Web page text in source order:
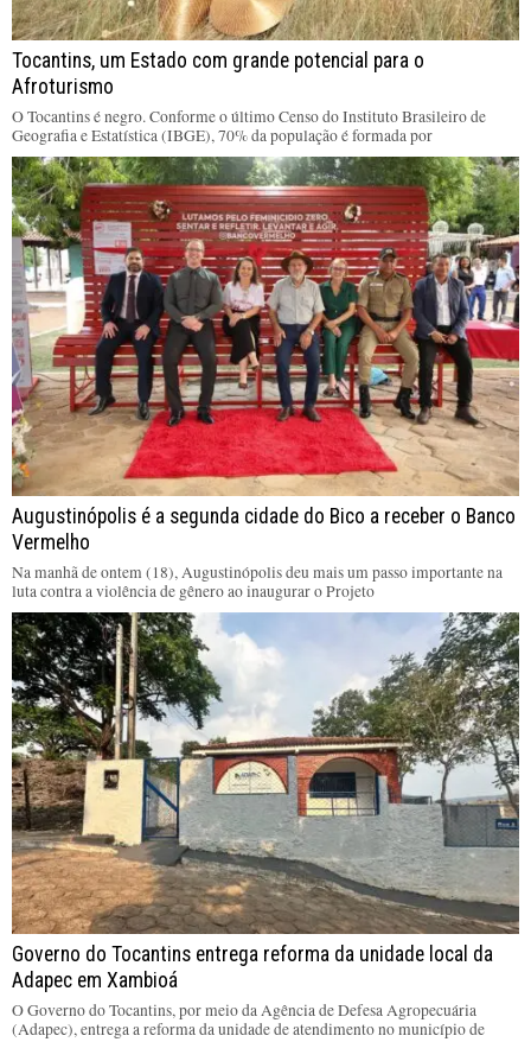
Tocantins, um Estado com grande potencial para o
Afroturismo
O Tocantins é negro. Conforme o último Censo do Instituto Brasileiro de
Geografia e Estatística (IBGE), 70% da população é formada por
Augustinópolis é a segunda cidade do Bico a receber o Banco
Vermelho
Na manhã de ontem (18), Augustinópolis deu mais um passo importante na
luta contra a violência de gênero ao inaugurar o Projeto
Governo do Tocantins entrega reforma da unidade local da
Adapec em Xambioá
O Governo do Tocantins, por meio da Agência de Defesa Agropecuária
(Adapec), entrega a reforma da unidade de atendimento no município de